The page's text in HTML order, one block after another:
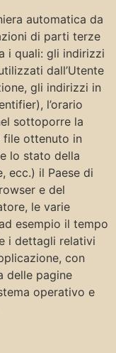
automatica da
di parti terze
i quali: gli indirizzi
dall’Utente
gli indirizzi in
l’orario
sottoporre la
file ottenuto in
lo stato della
ecc.) il Paese di
e del
le varie
esempio il tempo
i dettagli relativi
con
delle pagine
operativo e